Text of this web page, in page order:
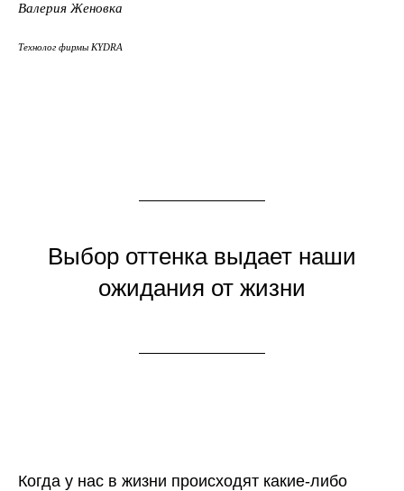
Валерия Женовка
Технолог фирмы KYDRA
Выбор оттенка выдает наши
ожидания от жизни
Когда у нас в жизни происходят какие-либо